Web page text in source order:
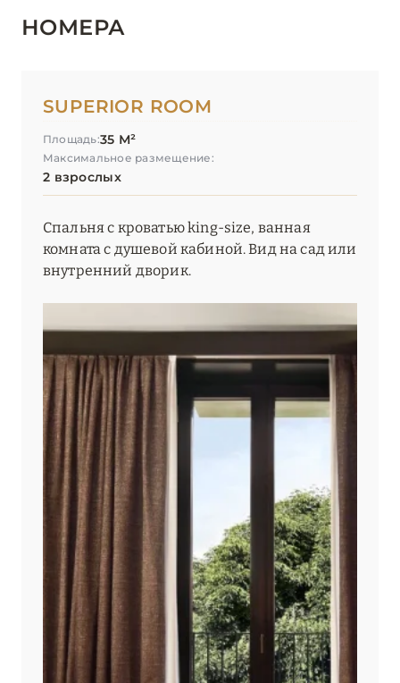
ОЗ. КОМО
ПЬЕМОНТ
СИЦИЛИЯ
ТОСКАНА
ТРЕНТИНО-АЛЬТО-
АДИДЖЕ
УМБРИЯ
ФРИУЛИ-ВЕНЕЦИЯ-
ДЖУЛИЯ
ЭМИЛИЯ-РОМАНЬЯ
НОМЕРА
SUPERIOR ROOM
Площадь:35 М²
Максимальное размещение:
2 взрослых
Спальня с кроватью king-size, ванная
комната с душевой кабиной. Вид на сад или
внутренний дворик.